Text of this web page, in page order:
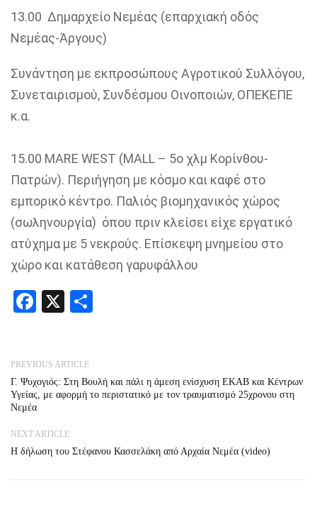
13.00 Δημαρχείο Νεμέας (επαρχιακή οδός
Νεμέας-Άργους)
Συνάντηση με εκπροσώπους Αγροτικού Συλλόγου,
Συνεταιρισμού, Συνδέσμου Οινοποιών, ΟΠΕΚΕΠΕ
κ.α.
15.00 ΜΑRE WEST (MALL – 5o χλμ Κορίνθου-
Πατρών). Περιήγηση με κόσμο και καφέ στο
εμπορικό κέντρο. Παλιός βιομηχανικός χώρος
(σωληνουργία) όπου πριν κλείσει είχε εργατικό
ατύχημα με 5 νεκρούς. Επίσκεψη μνημείου στο
χώρο και κατάθεση γαρυφάλλου
Facebook
X
PREVIOUS ARTICLE
Γ. Ψυχογιός: Στη Βουλή και πάλι η άμεση ενίσχυση ΕΚΑΒ και Κέντρων
Υγείας, με αφορμή το περιστατικό με τον τραυματισμό 25χρονου στη
Νεμέα
NEXT ARTICLE
Η δήλωση του Στέφανου Κασσελάκη από Αρχαία Νεμέα (video)